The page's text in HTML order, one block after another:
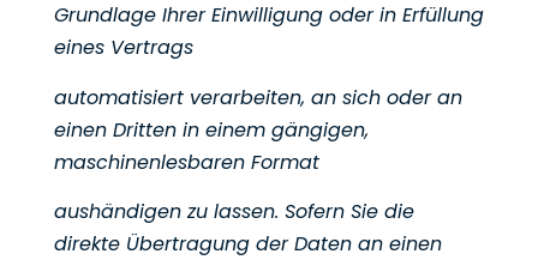
Grundlage Ihrer Einwilligung oder in Erfüllung
eines Vertrags
automatisiert verarbeiten, an sich oder an
einen Dritten in einem gängigen,
maschinenlesbaren Format
aushändigen zu lassen. Sofern Sie die
direkte Übertragung der Daten an einen